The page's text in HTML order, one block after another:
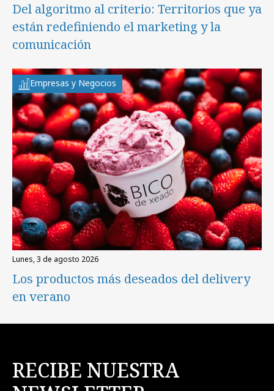
Del algoritmo al criterio: Territorios que ya
están redefiniendo el marketing y la
comunicación
Empresas y Negocios
lunes, 3 de agosto 2026
Los productos más deseados del delivery
en verano
RECIBE NUESTRA